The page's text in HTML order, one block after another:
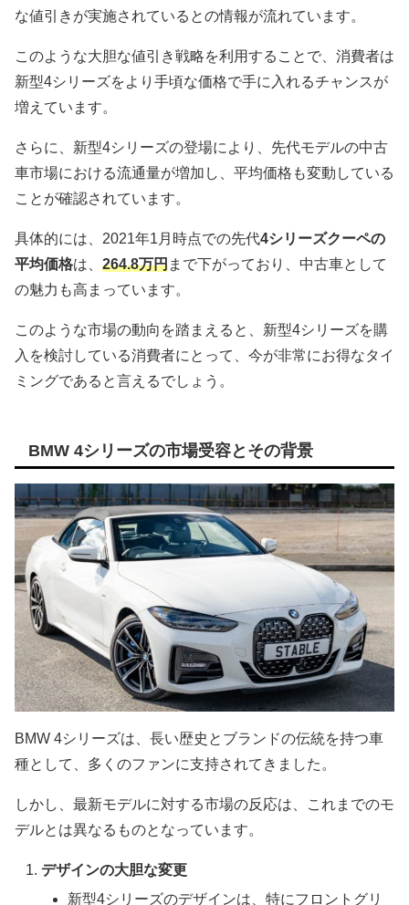
な値引きが実施されているとの情報が流れています。
このような大胆な値引き戦略を利用することで、消費者は
新型4シリーズをより手頃な価格で手に入れるチャンスが
増えています。
さらに、新型4シリーズの登場により、先代モデルの中古
車市場における流通量が増加し、平均価格も変動している
ことが確認されています。
具体的には、2021年1月時点での先代4シリーズクーペの
平均価格は、 264.8万円まで下がっており、中古車として
の魅力も高まっています。
このような市場の動向を踏まえると、新型4シリーズを購
入を検討している消費者にとって、今が非常にお得なタイ
ミングであると言えるでしょう。
BMW 4シリーズの市場受容とその背景
BMW 4シリーズは、長い歴史とブランドの伝統を持つ車
種として、多くのファンに支持されてきました。
しかし、最新モデルに対する市場の反応は、これまでのモ
デルとは異なるものとなっています。
デザインの大胆な変更
新型4シリーズのデザインは、特にフロントグリ